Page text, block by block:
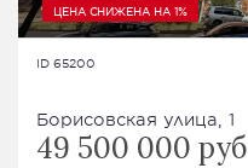
ЦЕНА СНИЖЕНА НА 1%
ID 65200
Борисовская улица, 1
49 500 000 руб